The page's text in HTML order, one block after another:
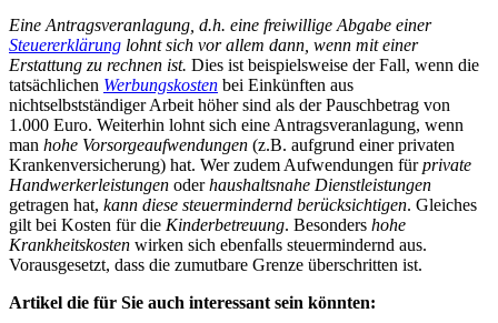
Eine Antragsveranlagung, d.h. eine freiwillige Abgabe einer
Steuererklärung lohnt sich vor allem dann, wenn mit einer
Erstattung zu rechnen ist. Dies ist beispielsweise der Fall, wenn die
tatsächlichen Werbungskosten bei Einkünften aus
nichtselbstständiger Arbeit höher sind als der Pauschbetrag von
1.000 Euro. Weiterhin lohnt sich eine Antragsveranlagung, wenn
man hohe Vorsorgeaufwendungen (z.B. aufgrund einer privaten
Krankenversicherung) hat. Wer zudem Aufwendungen fürprivate
Handwerkerleistungen oderhaushaltsnahe Dienstleistungen
getragen hat, kann diese steuermindernd berücksichtigen. Gleiches
gilt bei Kosten für die Kinderbetreuung. Besonders hohe
Krankheitskosten wirken sich ebenfalls steuermindernd aus.
Vorausgesetzt, dass die zumutbare Grenze überschritten ist.
Artikel die für Sie auch interessant sein könnten: